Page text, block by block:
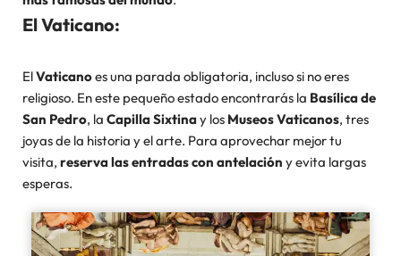
El Vaticano:
ElVaticanoes una parada obligatoria, incluso si no eres
religioso. En este pequeño estado encontrarás la Basílica de
San Pedro, la Capilla Sixtinay los Museos Vaticanos, tres
joyas de la historia y el arte. Para aprovechar mejor tu
visita, reserva las entradas con antelación y evita largas
esperas.